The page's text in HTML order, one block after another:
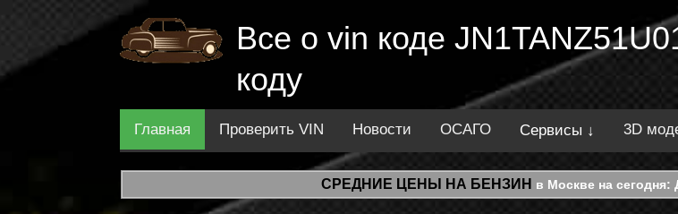
Все о vin коде
коду
Главная Проверить VIN Новости ОСАГО Сервисы ↓ 3D
СРЕДНИЕ ЦЕНЫ НА БЕНЗИН в Москве на